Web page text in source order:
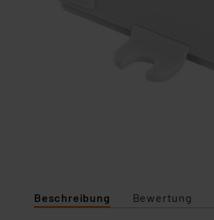
Beschreibung Bewertung